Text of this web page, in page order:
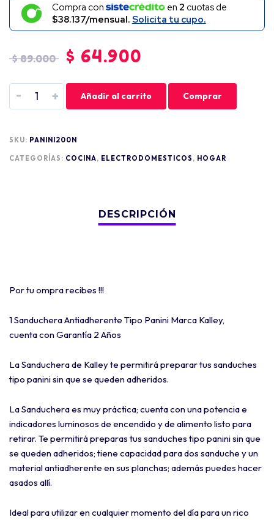
Compra con en 2 cuotas de
$38.137/mensual. Solicita tu cupo.
$89.000 $ 64.900
- + Añadir al carrito Comprar
SKU: PANINI200N
CATEGORÍAS: COCINA, ELECTRODOMESTICOS , HOGAR
Por tu ompra recibes !!!
1 Sanduchera Antiadherente Tipo Panini Marca Kalley,
cuenta con Garantía 2 Años
La Sanduchera de Kalley te permitirá preparar tus sanduches
tipo panini sin que se queden adheridos.
La Sanduchera es muy práctica; cuenta con una potencia e
indicadores luminosos de encendido y de alimento listo para
retirar. Te permitirá preparas tus sanduches tipo panini sin que
se queden adheridos; tiene capacidad para dos sanduche y un
material antiadherente en sus planchas; además puedes hacer
asados allí.
Ideal para utilizar en cualquier momento del día para un rico